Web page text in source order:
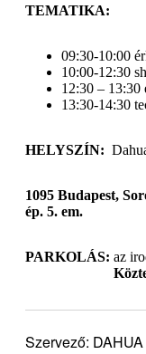
TEMATIKA:
09:30-10:00
10:00-12:30
12:30 – 13:30
13:30-14:30
HELYSZÍN:
1095 Budapest,
ép. 5. em.
PARKOLÁS: az
Szervező: